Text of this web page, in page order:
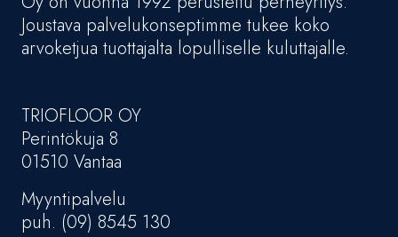
Joustava palvelukonseptimme tukee koko
arvoketjua tuottajalta lopulliselle kuluttajalle.
TRIOFLOOR OY
Perintökuja 8
01510 Vantaa
Myyntipalvelu
puh. (09) 8545 130